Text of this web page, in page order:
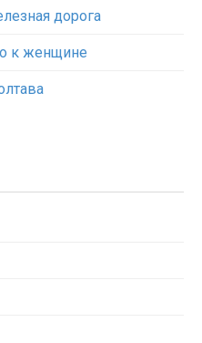
дорога
к женщине